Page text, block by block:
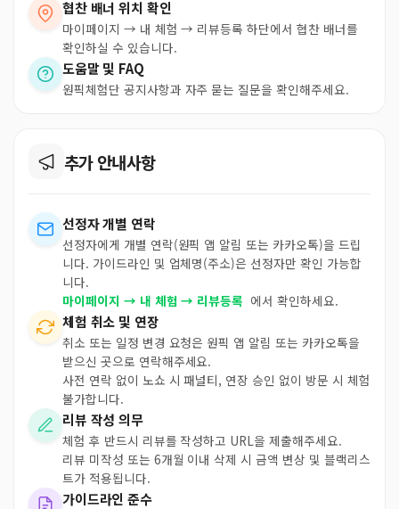
협찬 배너 위치 확인
마이페이지 → 내 체험 → 리뷰등록 하단에서 협찬 배너를
확인하실 수 있습니다.
도움말 및 FAQ
원픽체험단 공지사항과 자주 묻는 질문을 확인해주세요.
추가 안내사항
선정자 개별 연락
선정자에게 개별 연락(원픽 앱 알림 또는 카카오톡)을 드립
니다. 가이드라인 및 업체명(주소)은 선정자만 확인 가능합
니다.
마이페이지 → 내 체험 → 리뷰등록 에서 확인하세요.
체험 취소 및 연장
취소 또는 일정 변경 요청은 원픽 앱 알림 또는 카카오톡을
받으신 곳으로 연락해주세요.
사전 연락 없이 노쇼 시 패널티, 연장 승인 없이 방문 시 체험
불가합니다.
리뷰 작성 의무
체험 후 반드시 리뷰를 작성하고 URL을 제출해주세요.
리뷰 미작성 또는 6개월 이내 삭제 시 금액 변상 및 블랙리스
트가 적용됩니다.
가이드라인 준수